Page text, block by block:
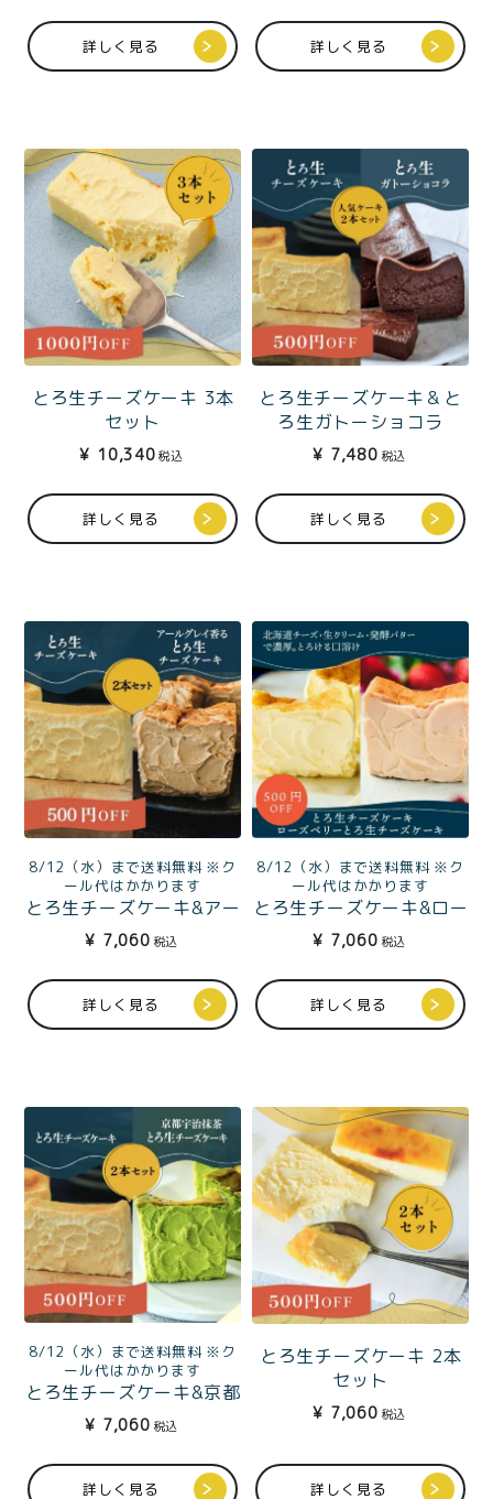
価格別
¥2,000〜¥3,999
〜¥1,999
TOP
読みもの
会社概要
お問い合わせ
商品
特集記事
メンバー特典
ご利用ガイド
プライバシーポリシー
トー）ギフトBOX入
詳しく見る 詳しく見る
とろ生チーズケーキ 3本
セット
¥ 10,340税込
詳しく見る
とろ生チーズケーキ＆と
ろ生ガトーショコラ
¥ 7,480 税込
詳しく見る
8/12（水）まで送料無料 ※ク
ール代はかかります
とろ生チーズケーキ&アー
ルグレイ香るとろ生チー
ズケーキ
¥ 7,060 税込
詳しく見る
8/12（水）まで送料無料 ※ク
ール代はかかります
とろ生チーズケーキ&ロー
ズベリーとろ生チーズケ
ーキ
¥ 7,060 税込
詳しく見る
8/12（水）まで送料無料 ※ク
ール代はかかります
とろ生チーズケーキ&京都
宇治抹茶とろ生チーズケ
ーキ
¥ 7,060 税込
詳しく見る
とろ生チーズケーキ 2本
セット
¥ 7,060 税込
詳しく見る